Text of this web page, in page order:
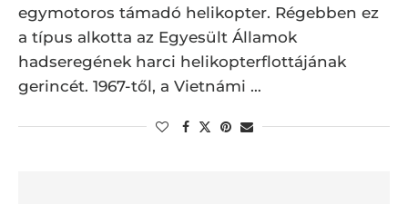
egymotoros támadó helikopter. Régebben ez
a típus alkotta az Egyesült Államok
hadseregének harci helikopterflottájának
gerincét. 1967-től, a Vietnámi …